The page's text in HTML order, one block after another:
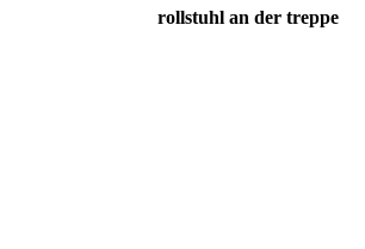
rollstuhl an der treppe